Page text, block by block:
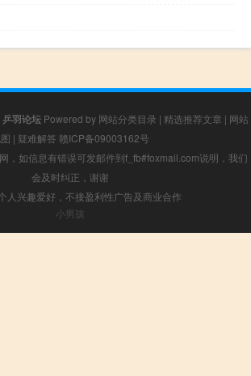
乒羽论坛 Powered by 网站分类目录 | 精选推荐文章 | 网站
| 疑难解答 赣ICP备09003162号
，如信息有错误可发邮件到f_fb#foxmail.com说明，我们
会及时纠正，谢谢
人兴趣爱好，不接盈利性广告及商业合作
小男孩